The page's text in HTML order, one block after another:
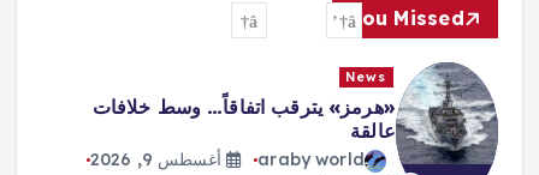
You Missed
News
«هرمز» يترقب اتفاقاً… وسط خلافات
عالقة
araby world
أغسطس 9, 2026